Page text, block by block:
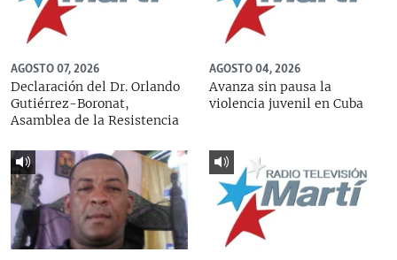
AGOSTO 07, 2026
Declaración del Dr. Orlando
Gutiérrez-Boronat,
Asamblea de la Resistencia
AGOSTO 04, 2026
Avanza sin pausa la
violencia juvenil en Cuba